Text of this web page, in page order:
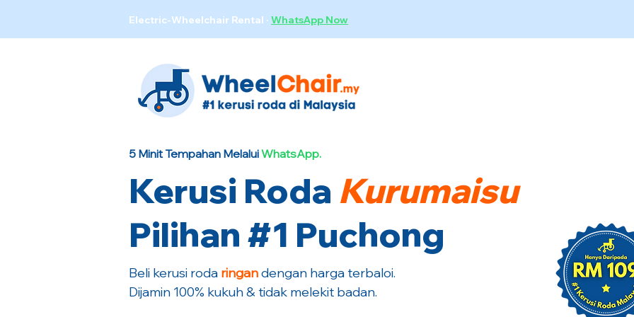
Electric-Wheelchair Rental · WhatsApp Now
5 Minit Tempahan MelaluiWhatsApp.
Pilihan #1 Puchong
Beli kerusi roda ringandengan harga terbaloi.
Dijamin 100% kukuh & tidak melekit badan.
Kerusi Roda Kurumaisu